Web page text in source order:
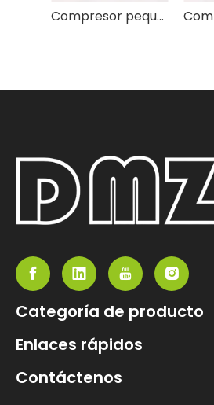
Compresor pequeño de hierro fundido RFC de 4 cilindros
Categoría de producto
Enlaces rápidos
Contáctenos